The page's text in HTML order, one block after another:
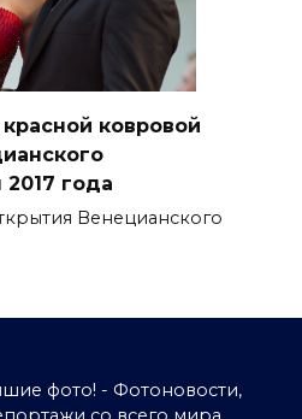
ковровой
года
Венецианского
фото! - Фотоновости,